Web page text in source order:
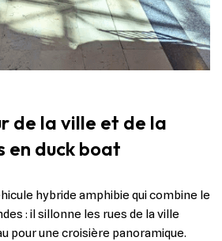
de la ville et de la
en duck boat
hybride amphibie qui combine le
: il sillonne les rues de la ville
pour une croisière panoramique.